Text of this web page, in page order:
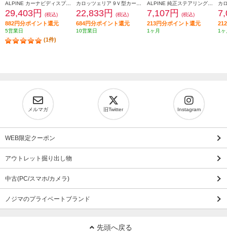
ALPINE カーナビディスプレイオーディオ取付けキット N-BOX(JF5/6系)専用 KTX-XF11-NB-56-NR
29,403円 (税込)
882円分ポイント還元
5営業日
(1件)
22,833円 (税込)
684円分ポイント還元
10営業日
7,107円 (税込)
213円分ポイント還元
1ヶ月 1ヶ
メルマガ 旧Twitter Instagram
WEB限定クーポン
アウトレット掘り出し物
中古(PC/スマホ/カメラ)
ノジマのプライベートブランド
先頭へ戻る